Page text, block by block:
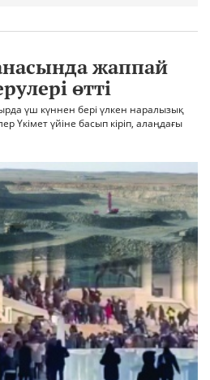
жаппай
өтті
үш күннен бері үлкен наралызық
Үкімет үйіне басып кіріп, алаңдағы